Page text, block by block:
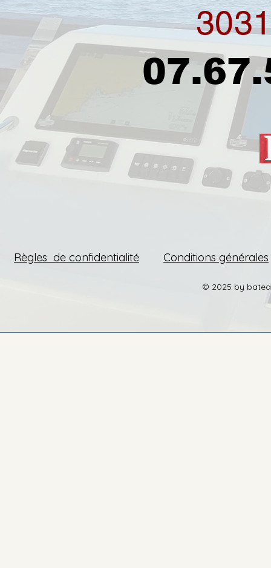
On en parle:
On en parle:
Règles de confidentialité Conditions générales
© 2025 by